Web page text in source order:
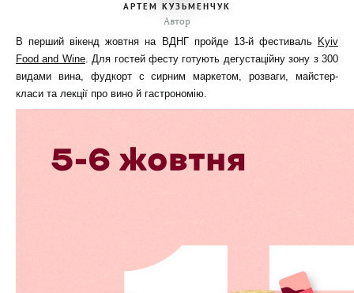
АРТЕМ КУЗЬМЕНЧУК
Автор
В перший вікенд жовтня на ВДНГ пройде 13-й фестиваль Kyiv
Food and Wine. Для гостей фесту готують дегустаційну зону з 300
видами вина, фудкорт с сирним маркетом, розваги, майстер-
класи та лекції про вино й гастрономію.